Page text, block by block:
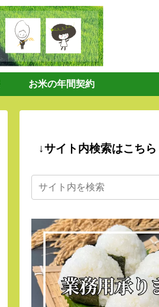
お米の年間契約
↓サイト内検索はこちら